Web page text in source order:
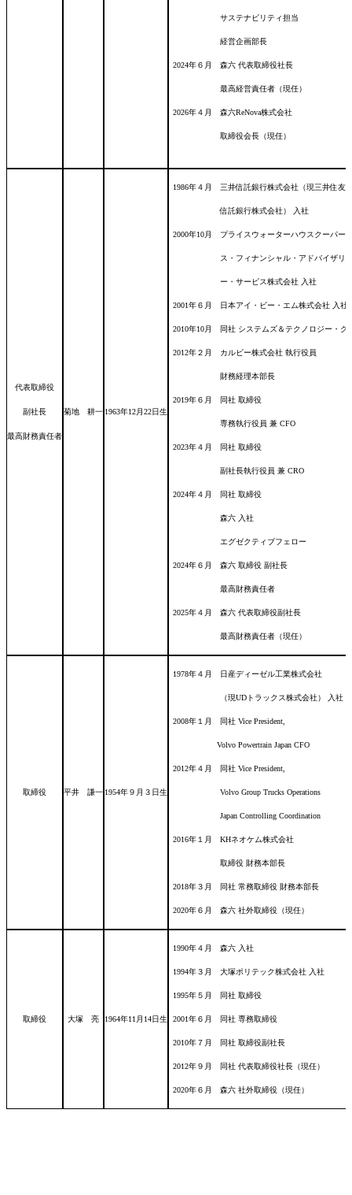
サステナビリティ担当
経営企画部長
2024年６月 森六 代表取締役社長
最高経営責任者（現任）
2026年４月 森六ReNova株式会社
取締役会長（現任）
代表取締役
副社長
最高財務責任者
菊地 耕一 1963年12月22日生
1986年４月 三井信託銀行株式会社（現三井住友
信託銀行株式会社） 入社
2000年10月 プライスウォーターハウスクーパー
ス・フィナンシャル・アドバイザリ
ー・サービス株式会社 入社
2001年６月 日本アイ・ビー・エム株式会社 入社
2010年10月 同社 システムズ＆テクノロジー・グ
2012年２月 カルビー株式会社 執行役員
財務経理本部長
2019年６月 同社 取締役
専務執行役員 兼 CFO
2023年４月 同社 取締役
副社長執行役員 兼 CRO
2024年４月 同社 取締役
森六 入社
エグゼクティブフェロー
2024年６月 森六 取締役 副社長
最高財務責任者
2025年４月 森六 代表取締役副社長
最高財務責任者（現任）
取締役 平井 謙一 1954年９月３日生
1978年４月 日産ディーゼル工業株式会社
（現UDトラックス株式会社） 入社
2008年１月 同社 Vice President,
Volvo Powertrain Japan CFO
2012年４月 同社 Vice President,
Volvo Group Trucks Operations
Japan Controlling Coordination
2016年１月 KHネオケム株式会社
取締役 財務本部長
2018年３月 同社 常務取締役 財務本部長
2020年６月 森六 社外取締役（現任）
取締役 大塚 亮 1964年11月14日生
1990年４月 森六 入社
1994年３月 大塚ポリテック株式会社 入社
1995年５月 同社 取締役
2001年６月 同社 専務取締役
2010年７月 同社 取締役副社長
2012年９月 同社 代表取締役社長（現任）
2020年６月 森六 社外取締役（現任）